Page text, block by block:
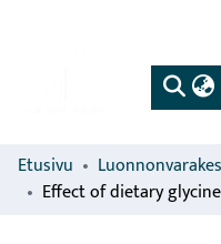
Etusivu